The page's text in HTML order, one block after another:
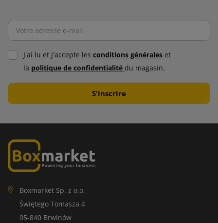
J'ai lu et j'accepte les conditions générales et
la politique de confidentialité du magasin.
Boxmarket Sp. z o.o.
Świętego Tomasza 4
05-840 Brwinów